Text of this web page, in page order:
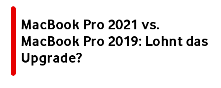
MacBook Pro 2021 vs.
MacBook Pro 2019: Lohnt das
Upgrade?